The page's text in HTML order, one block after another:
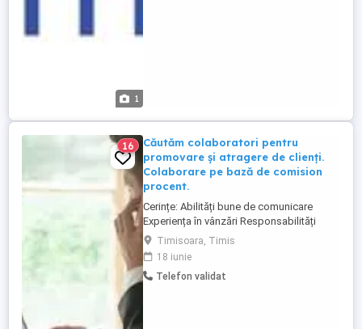
1
16
Căutăm colaboratori pentru
promovare și atragere de clienți.
Colaborare pe bază de comision
procent.
Cerințe: Abilități bune de comunicare
Experiența în vânzări Responsabilități
Contactarea telefonică a potențialilor
clienți Prezentarea serviciilor noastre
Pentru detalii, sunați la: 0771 584 091
Timisoara, Timis
18 iunie
Telefon validat